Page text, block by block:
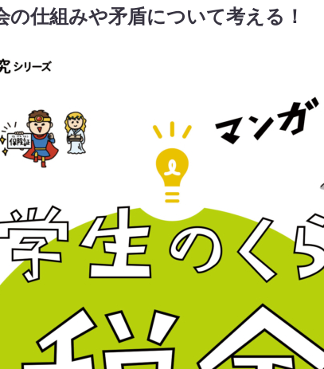
の仕組みや矛盾について考える！